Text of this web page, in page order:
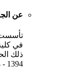
عن
تأسست
ذلك